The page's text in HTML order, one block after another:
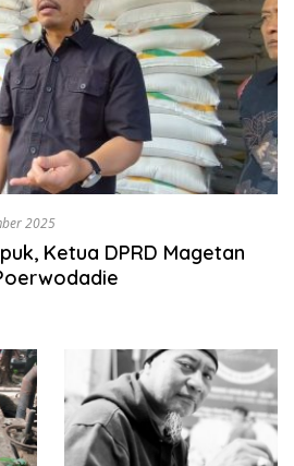
2025
Ketua DPRD Magetan